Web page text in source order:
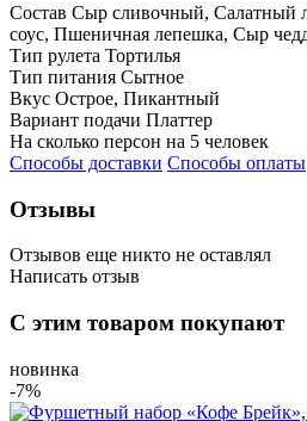
Состав Сыр сливочный, Салатный
соус, Пшеничная лепешка, Сыр
Тип рулета Тортилья
Тип питания Сытное
Вкус Острое, Пикантный
Вариант подачи Платтер
На сколько персон на 5 человек
Способы доставки Способы оплаты
Отзывы
Отзывов еще никто не оставлял
Написать отзыв
С этим товаром покупают
новинка
-7%